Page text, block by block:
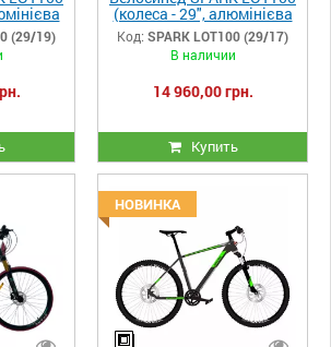
(29/19)
(колеса - 29", алюмінієва
рама - 17")
Код: SPARK LOT100 (29/17)
В наличии
14 960,00 грн.
Купить
НОВИНКА